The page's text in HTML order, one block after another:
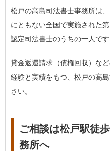
松戸の高島司法書士事務所は
にともない全国で実施された
認定司法書士のうちの一人です
貸金返還請求（債権回収）な
経験と実績をもつ、松戸の高
さい。
ご相談は松戸駅徒
務所へ